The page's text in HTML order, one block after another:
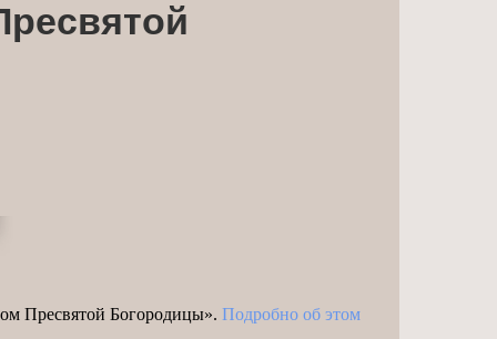
Пресвятой Богородицы». Подробно об этом